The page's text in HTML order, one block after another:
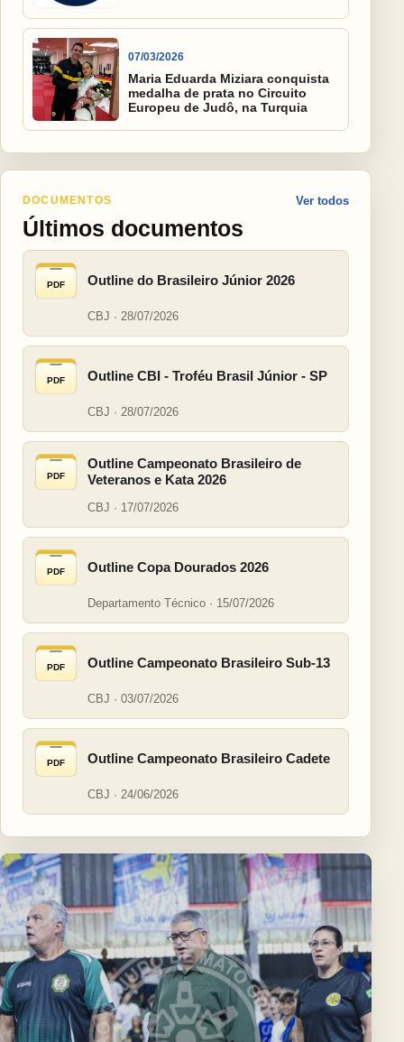
07/03/2026
Maria Eduarda Miziara conquista
medalha de prata no Circuito
Europeu de Judô, na Turquia
DOCUMENTOS
Últimos documentos
Ver todos
PDF Outline do Brasileiro Júnior 2026
CBJ · 28/07/2026
PDF Outline CBI - Troféu Brasil Júnior - SP
CBJ · 28/07/2026
PDF
Outline Campeonato Brasileiro de
Veteranos e Kata 2026
CBJ · 17/07/2026
PDF Outline Copa Dourados 2026
Departamento Técnico · 15/07/2026
PDF Outline Campeonato Brasileiro Sub-13
CBJ · 03/07/2026
PDF Outline Campeonato Brasileiro Cadete
CBJ · 24/06/2026